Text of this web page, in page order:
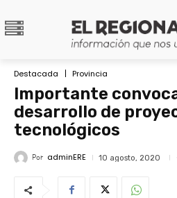
Destacada Provincia
Importante
desarrollo de
tecnológicos
Por adminERE 10 agosto, 2020